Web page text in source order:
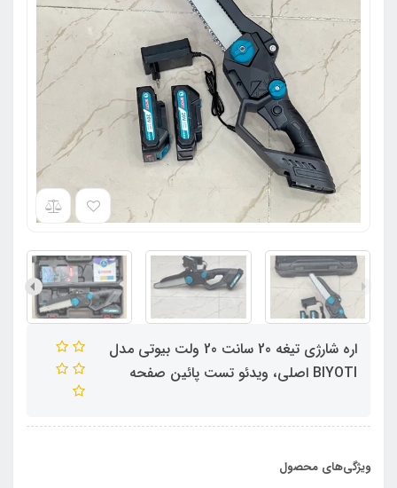
اره شارژی تیغه 20 سانت 20 ولت بیوتی مدل
BIYOTI اصلی، ویدئو تست پائین صفحه
ویژگی‌های محصول